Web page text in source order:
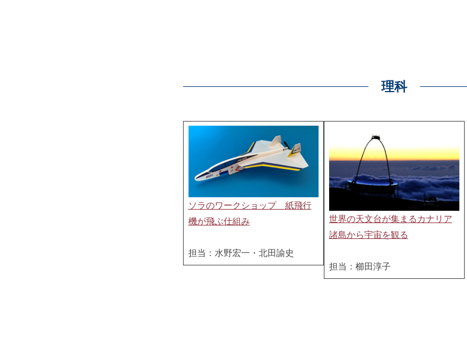
理科
ソラのワークショップ 紙飛行
機が飛ぶ仕組み
担当：水野宏一・北田諭史
世界の天文台が集まるカナリア
諸島から宇宙を観る
担当：櫛田淳子